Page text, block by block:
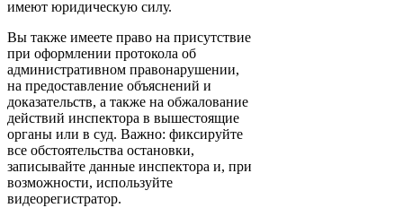
имеют юридическую силу.
Вы также имеете право на присутствие
при оформлении протокола об
административном правонарушении,
на предоставление объяснений и
доказательств, а также на обжалование
действий инспектора в вышестоящие
органы или в суд. Важно: фиксируйте
все обстоятельства остановки,
записывайте данные инспектора и, при
возможности, используйте
видеорегистратор.